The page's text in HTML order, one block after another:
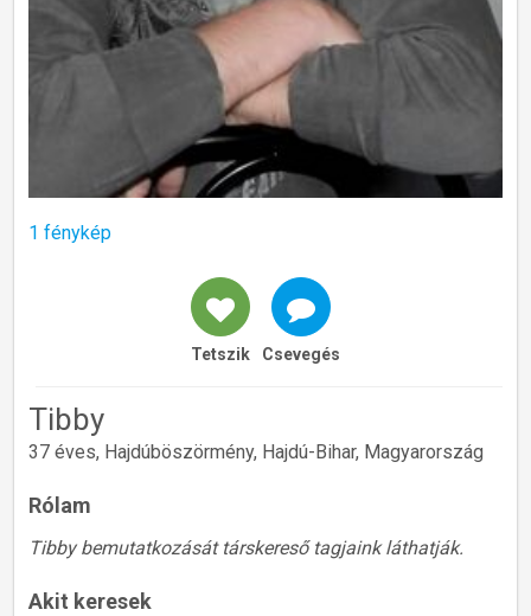
1 fénykép
Tetszik Csevegés
Tibby
37 éves, Hajdúböszörmény, Hajdú-Bihar, Magyarország
Rólam
Tibby bemutatkozását társkereső tagjaink láthatják.
Akit keresek